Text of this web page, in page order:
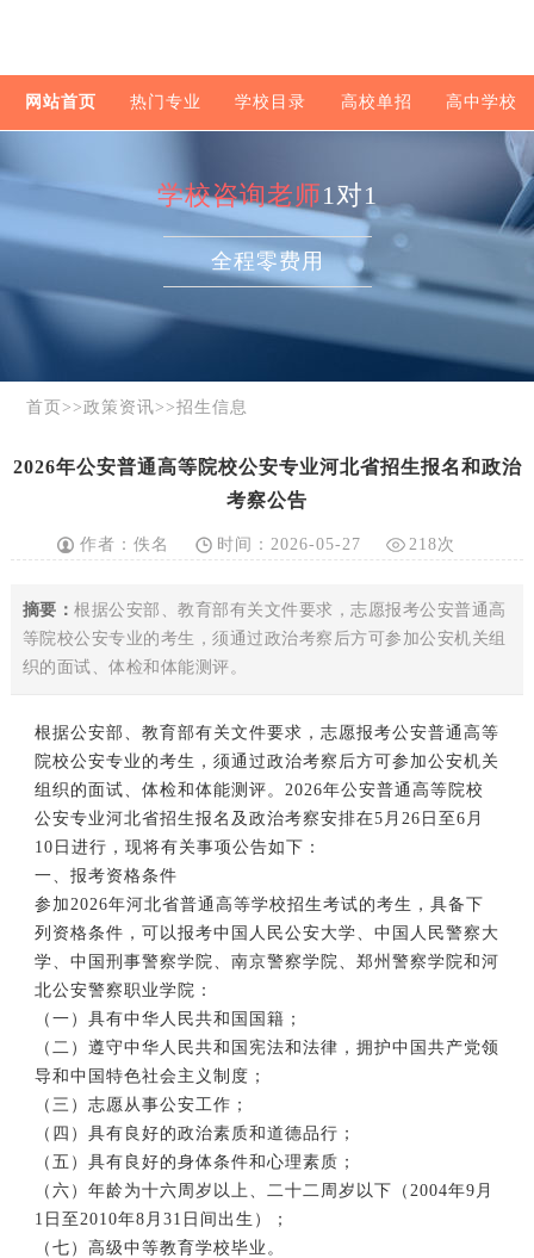
网站首页 热门专业 学校目录 高校单招 高中学校
学校咨询老师1对1
全程零费用
首页 >>政策资讯>>招生信息
2026年公安普通高等院校公安专业河北省招生报名和政治
考察公告
作者：佚名 时间：2026-05-27 218次
摘要：根据公安部、教育部有关文件要求，志愿报考公安普通高
等院校公安专业的考生，须通过政治考察后方可参加公安机关组
织的面试、体检和体能测评。
根据公安部、教育部有关文件要求，志愿报考公安普通高等
院校公安专业的考生，须通过政治考察后方可参加公安机关
组织的面试、体检和体能测评。2026年公安普通高等院校
公安专业河北省招生报名及政治考察安排在5月26日至6月
10日进行，现将有关事项公告如下：
一、报考资格条件
参加2026年河北省普通高等学校招生考试的考生，具备下
列资格条件，可以报考中国人民公安大学、中国人民警察大
学、中国刑事警察学院、南京警察学院、郑州警察学院和河
北公安警察职业学院：
（一）具有中华人民共和国国籍；
（二）遵守中华人民共和国宪法和法律，拥护中国共产党领
导和中国特色社会主义制度；
（三）志愿从事公安工作；
（四）具有良好的政治素质和道德品行；
（五）具有良好的身体条件和心理素质；
（六）年龄为十六周岁以上、二十二周岁以下（2004年9月
1日至2010年8月31日间出生）；
（七）高级中等教育学校毕业。